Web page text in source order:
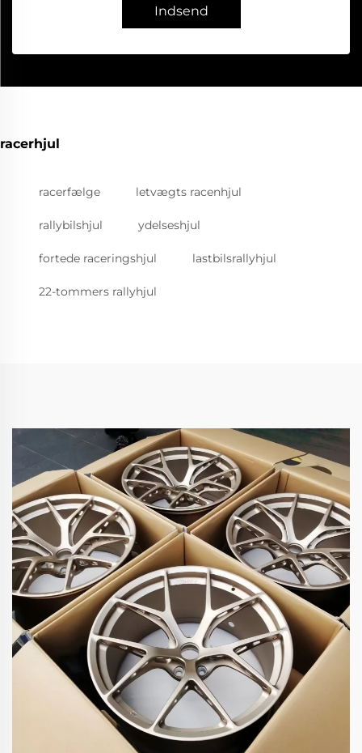
Indsend
racerhjul
racerfælge letvægts racenhjul
rallybilshjul ydelseshjul
fortede raceringshjul lastbilsrallyhjul
22-tommers rallyhjul